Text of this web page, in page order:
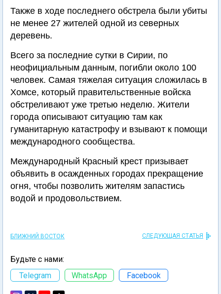
Также в ходе последнего обстрела были убиты
не менее 27 жителей одной из северных
деревень.
Всего за последние сутки в Сирии, по
неофициальным данным, погибли около 100
человек. Самая тяжелая ситуация сложилась в
Хомсе, который правительственные войска
обстреливают уже третью неделю. Жители
города описывают ситуацию там как
гуманитарную катастрофу и взывают к помощи
международного сообщества.
Международный Красный крест призывает
объявить в осажденных городах прекращение
огня, чтобы позволить жителям запастись
водой и продовольствием.
БЛИЖНИЙ ВОСТОК СЛЕДУЮЩАЯ СТАТЬЯ
Будьте с нами:
Telegram
WhatsApp Facebook